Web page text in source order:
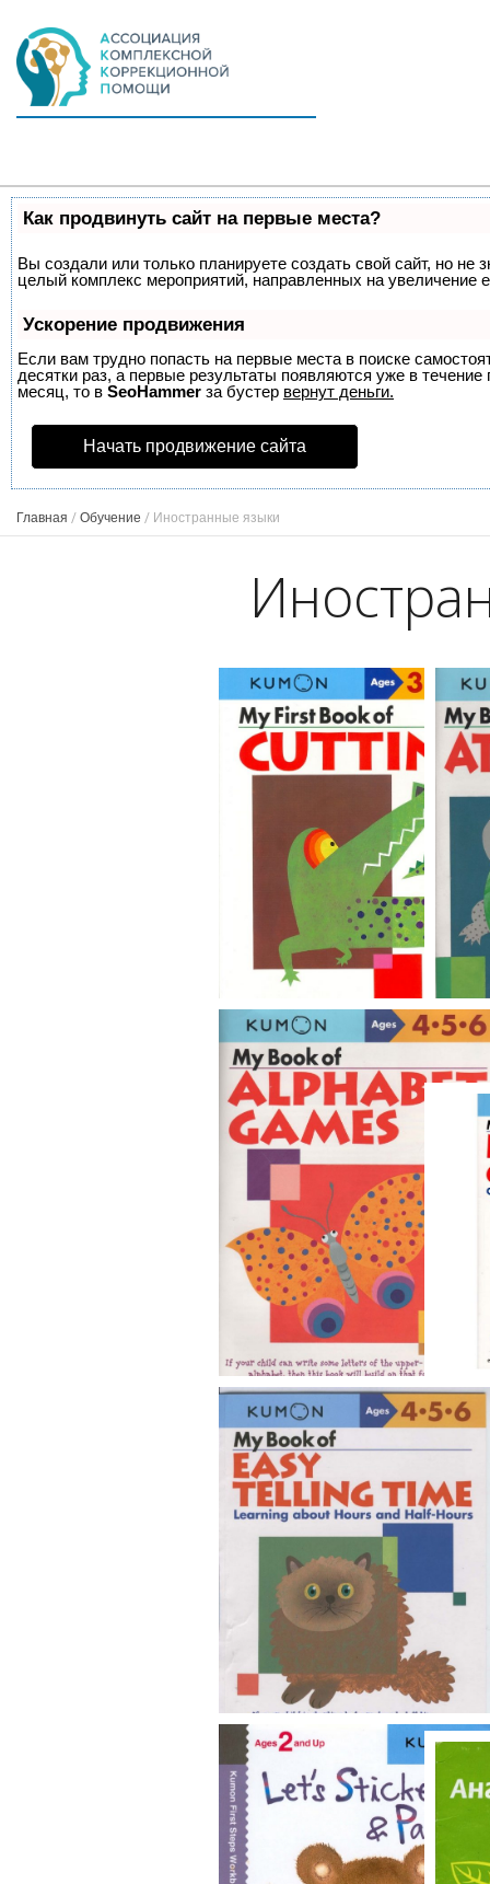
Как продвинуть сайт на первые места?
Вы создали или только планируете создать свой сайт, но не
целый комплекс мероприятий, направленных на увеличение
Ускорение продвижения
Если вам трудно попасть на первые места в поиске
десятки раз, а первые результаты появляются уже в
месяц, то в SeoHammer за бустер вернут деньги.
Начать продвижение сайта
Главная / Обучение / Иностранные языки
Учимся вырезать
Моя
Игры с алфавитом
Изучаем время